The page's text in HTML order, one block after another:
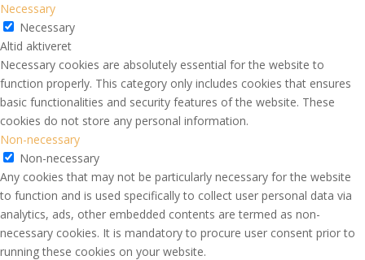
Necessary
Necessary
Altid aktiveret
Necessary cookies are absolutely essential for the website to
function properly. This category only includes cookies that ensures
basic functionalities and security features of the website. These
cookies do not store any personal information.
Non-necessary
Non-necessary
Any cookies that may not be particularly necessary for the website
to function and is used specifically to collect user personal data via
analytics, ads, other embedded contents are termed as non-
necessary cookies. It is mandatory to procure user consent prior to
running these cookies on your website.